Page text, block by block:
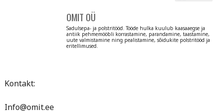
OMIT OÜ
Sadulsepa- ja polstritööd. Tööde hulka kuulub kaasaaegse ja
antiik pehmemööbli korrastamine, parandamine, taastamine,
uute valmistamine ning pealistamine, sõidukite polstritööd ja
eritellimused.
Kontakt:
Info@omit.ee